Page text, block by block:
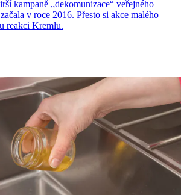
kampaně „dekomunizace“ veřejného
v roce 2016. Přesto si akce malého
reakci Kremlu.